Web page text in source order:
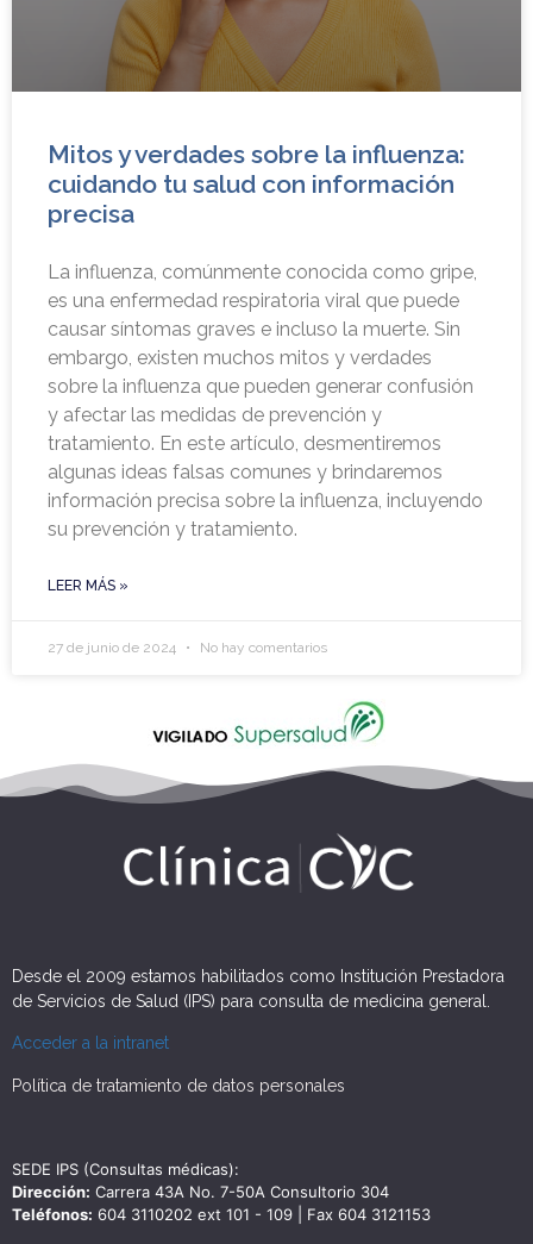
Mitos y verdades sobre la influenza:
cuidando tu salud con información
precisa
La influenza, comúnmente conocida como gripe,
es una enfermedad respiratoria viral que puede
causar síntomas graves e incluso la muerte. Sin
embargo, existen muchos mitos y verdades
sobre la influenza que pueden generar confusión
y afectar las medidas de prevención y
tratamiento. En este artículo, desmentiremos
algunas ideas falsas comunes y brindaremos
información precisa sobre la influenza, incluyendo
su prevención y tratamiento.
LEER MÁS »
27 de junio de 2024 No hay comentarios
Desde el 2009 estamos habilitados como Institución Prestadora
de Servicios de Salud (IPS) para consulta de medicina general.
Acceder a la intranet
Política de tratamiento de datos personales
SEDE IPS (Consultas médicas):
Dirección: Carrera 43A No. 7-50A Consultorio 304
Teléfonos: 604 3110202 ext 101 - 109 | Fax 604 3121153